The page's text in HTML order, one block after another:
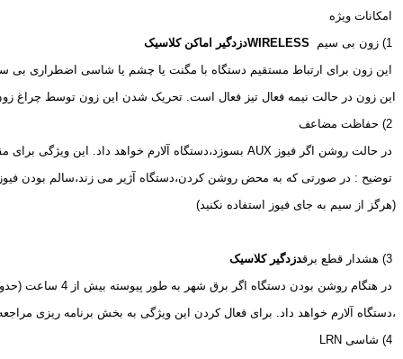
امکانات ویژه
WIRELESSدزدگیر اماکن کلاسیک
این زون برای ارتباط مستقیم دستگاه با مگنت یا چشم یا شاسی اضطراری
این زون در حالت نیمه فعال تیز فعال است. تحریک شدن این زون توسط چراغ زون 2 نمایش داده می
در حالت روشن اگر فیوز AUX بسوزد،دستگاه آلارم خواهد داد. این ویژگی
توضیح : در صورتی که به محض روشن کردن،دستگاه آژیر می زند،سالم بودن
(هرگز از سیم به جای فیوز استفاده نکنید)
دزدگیر کلاسیک
در هنگام روشن بودن دستگاه اگر برق شهر به طور پیوسته بیش از 4 ساعت (حدود چهار و نیم ساعت) قطع شود
،دستگاه آلارم خواهد داد. برای فعال کردن این ویژگی به بخش برنامه ریزی
LRN